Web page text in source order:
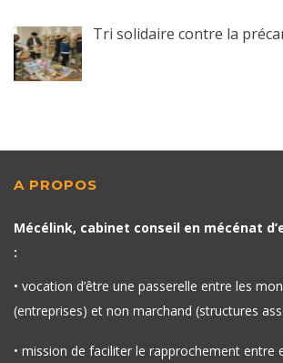
Tri solidaire contre la
A PROPOS
Mécélink, cabinet conseil en mécénat
:
• vocation d’être une passerelle entre les
(entreprises) et non marchand (structures
• mission de faciliter le rapprochement entre